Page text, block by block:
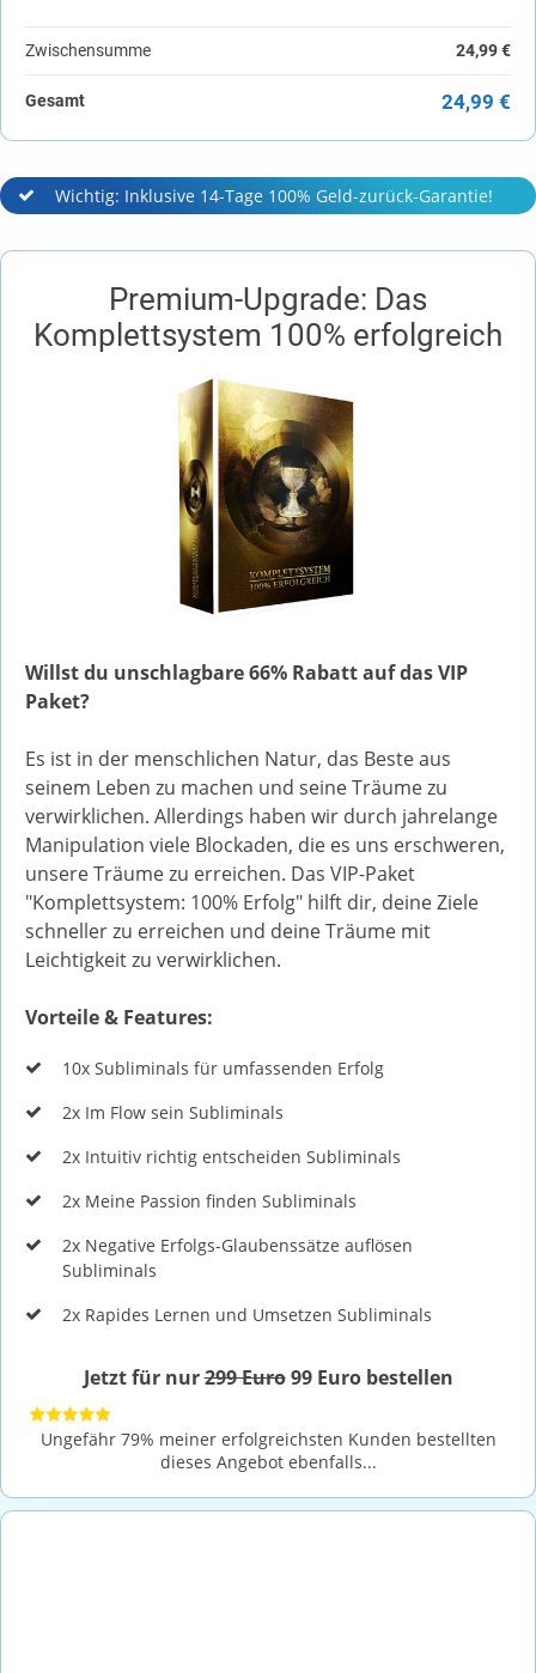
Zwischensumme 24,99 €
Gesamt 24,99 €
Wichtig: Inklusive 14-Tage 100% Geld-zurück-Garantie!
Premium-Upgrade: Das
Komplettsystem 100% erfolgreich
Willst du unschlagbare 66% Rabatt auf das VIP
Paket?
Es ist in der menschlichen Natur, das Beste aus
seinem Leben zu machen und seine Träume zu
verwirklichen. Allerdings haben wir durch jahrelange
Manipulation viele Blockaden, die es uns erschweren,
unsere Träume zu erreichen. Das VIP-Paket
"Komplettsystem: 100% Erfolg" hilft dir, deine Ziele
schneller zu erreichen und deine Träume mit
Leichtigkeit zu verwirklichen.
Vorteile & Features:
10x Subliminals für umfassenden Erfolg
2x Im Flow sein Subliminals
2x Intuitiv richtig entscheiden Subliminals
2x Meine Passion finden Subliminals
2x Negative Erfolgs-Glaubenssätze auflösen
Subliminals
2x Rapides Lernen und Umsetzen Subliminals
Jetzt für nur299 Euro99 Euro bestellen
Ungefähr 79% meiner erfolgreichsten Kunden bestellten
dieses Angebot ebenfalls...